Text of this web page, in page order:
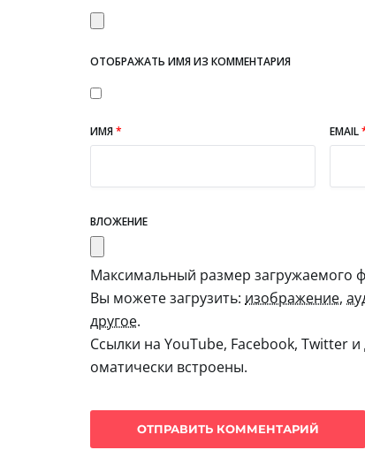
ОТОБРАЖАТЬ ИМЯ ИЗ КОММЕНТАРИЯ
ИМЯ* EMAIL
ВЛОЖЕНИЕ
Максимальный размер загружаемого
Вы можете загрузить: изображение,
другое.
Ссылки на YouTube, Facebook, Twitter
оматически встроены.